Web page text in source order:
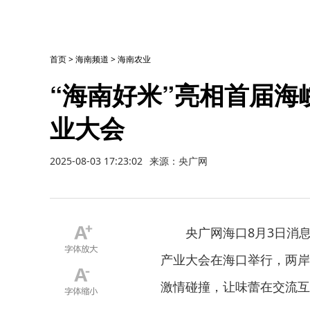
首页>海南频道 >海南农业
“海南好米”亮相首届
业大会
2025-08-03 17:23:02 来源：央广网
央广网海口8月3日消
产业大会在海口举行，两
激情碰撞，让味蕾在交流